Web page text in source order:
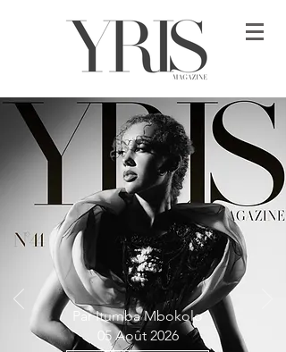
Par Itumba Mbokolo
05 Août 2026